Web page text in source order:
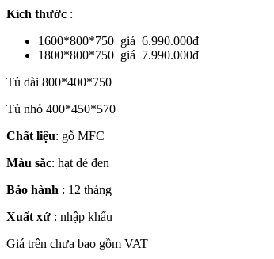
Kích thước :
1600*800*750 giá 6.990.000đ
1800*800*750 giá 7.990.000đ
Tủ dài 800*400*750
Tủ nhỏ 400*450*570
Chất liệu: gỗ MFC
Màu sắc: hạt dẻ đen
Bảo hành : 12 tháng
Xuất xứ : nhập khẩu
Giá trên chưa bao gồm VAT